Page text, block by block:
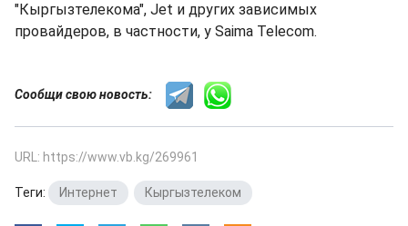
"Кыргызтелекома", Jet и других зависимых
провайдеров, в частности, у Saima Telecom.
Сообщи свою новость:
URL: https://www.vb.kg/269961
Теги: Интернет Кыргызтелеком